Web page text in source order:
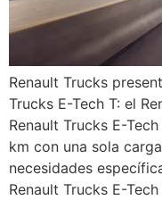
Renault Trucks
Trucks E-Tech T: el
Renault Trucks E-
km con una sola
necesidades
Renault Trucks E-